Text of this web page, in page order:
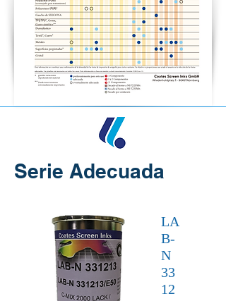
Serie Adecuada
LA
B-
N
33
12